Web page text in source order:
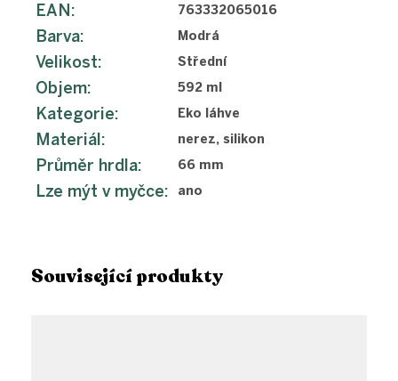
Související produkty
EAN: 763332065016
Barva: Modrá
Velikost: Střední
Objem: 592 ml
Kategorie: Eko láhve
Materiál: nerez, silikon
Průměr hrdla: 66 mm
Lze mýt v myčce: ano